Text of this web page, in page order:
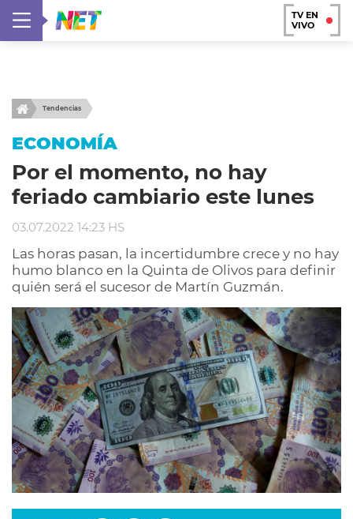
TV EN
VIVO
Tendencias
ECONOMÍA
Por el momento, no hay
feriado cambiario este lunes
03.07.2022 14:23 HS
Las horas pasan, la incertidumbre crece y no hay
humo blanco en la Quinta de Olivos para definir
quién será el sucesor de Martín Guzmán.